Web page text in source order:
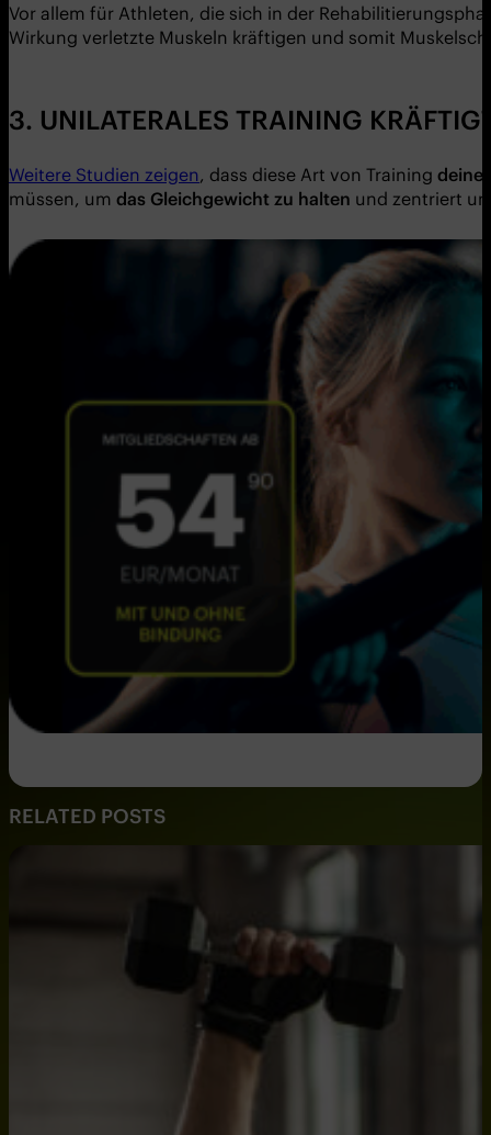
Vor allem für Athleten, die sich in der
Wirkung verletzte Muskeln kräftigen und somit
3. UNILATERALES TRAINING
Weitere Studien zeigen , dass diese Art von Training deine
müssen, um das Gleichgewicht zu halten und zentriert
RELATED POSTS